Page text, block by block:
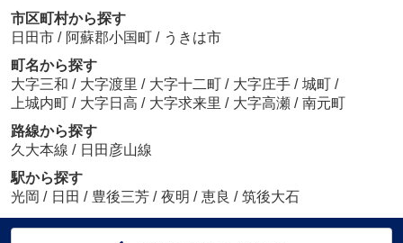
市区町村から探す
日田市 / 阿蘇郡小国町 / うきは市
町名から探す
大字三和 / 大字渡里 / 大字十二町 / 大字庄手 / 城町 /
上城内町 / 大字日高 / 大字求来里 / 大字高瀬 / 南元町
路線から探す
久大本線 / 日田彦山線
駅から探す
光岡 / 日田 / 豊後三芳 / 夜明 / 恵良 / 筑後大石